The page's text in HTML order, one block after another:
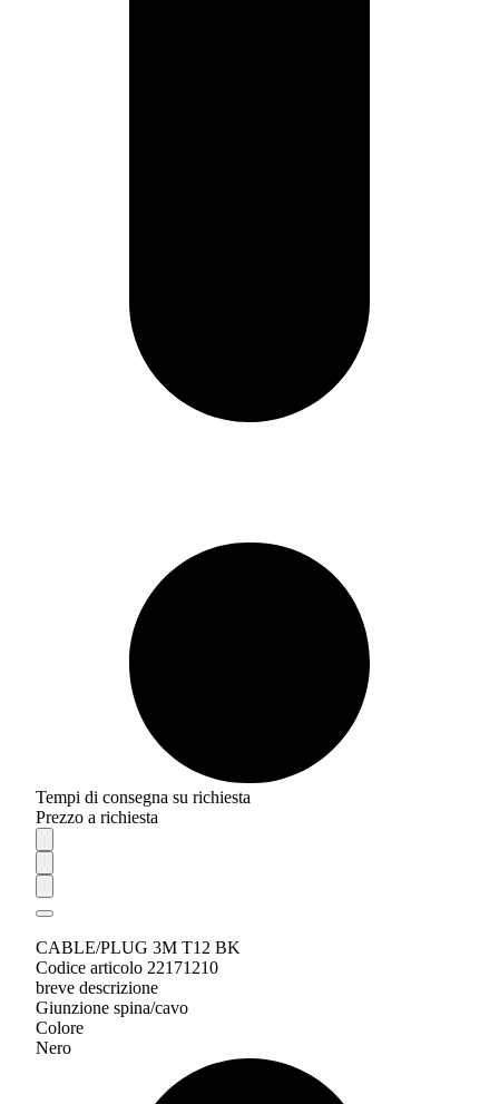
Tempi di consegna su richiesta
Prezzo a richiesta
CABLE/PLUG 3M T12 BK
Codice articolo 22171210
breve descrizione
Giunzione spina/cavo
Colore
Nero